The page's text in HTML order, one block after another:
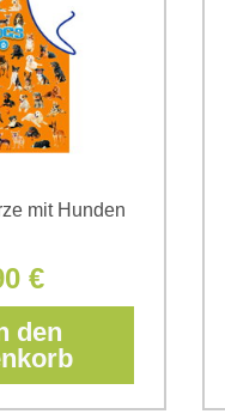
mit Hunden
€
den